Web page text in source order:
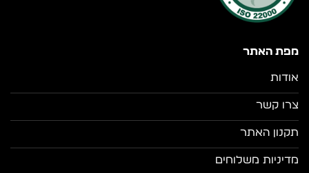
מפת האתר
אודות
צרו קשר
תקנון האתר
מדיניות משלוחים